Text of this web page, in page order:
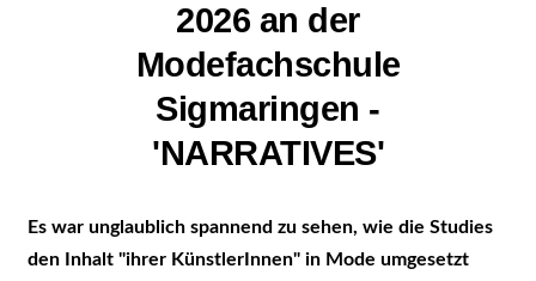
2026 an der
Modefachschule
Sigmaringen -
'NARRATIVES'
Es war unglaublich spannend zu sehen, wie die Studies
den Inhalt "ihrer KünstlerInnen" in Mode umgesetzt